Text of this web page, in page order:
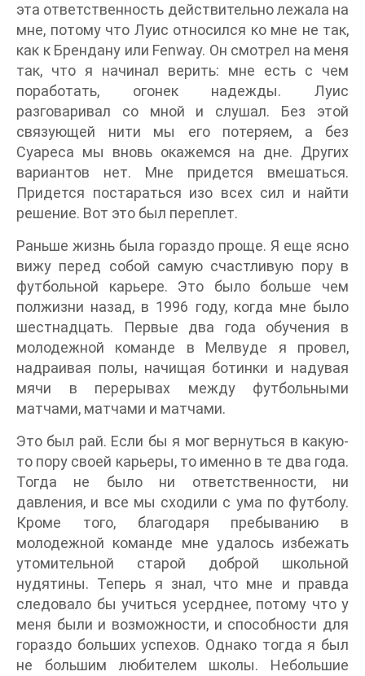
эта ответственность действительно лежала на
мне, потому что Луис относился ко мне не так,
как к Брендану или Fenway. Он смотрел на меня
так, что я начинал верить: мне есть с чем
поработать, огонек надежды. Луис
разговаривал со мной и слушал. Без этой
связующей нити мы его потеряем, а без
Суареса мы вновь окажемся на дне. Других
вариантов нет. Мне придется вмешаться.
Придется постараться изо всех сил и найти
решение. Вот это был переплет.
Раньше жизнь была гораздо проще. Я еще ясно
вижу перед собой самую счастливую пору в
футбольной карьере. Это было больше чем
полжизни назад, в 1996 году, когда мне было
шестнадцать. Первые два года обучения в
молодежной команде в Мелвуде я провел,
надраивая полы, начищая ботинки и надувая
мячи в перерывах между футбольными
матчами, матчами и матчами.
Это был рай. Если бы я мог вернуться в какую-
то пору своей карьеры, то именно в те два года.
Тогда не было ни ответственности, ни
давления, и все мы сходили с ума по футболу.
Кроме того, благодаря пребыванию в
молодежной команде мне удалось избежать
утомительной старой доброй школьной
нудятины. Теперь я знал, что мне и правда
следовало бы учиться усерднее, потому что у
меня были и возможности, и способности для
гораздо больших успехов. Однако тогда я был
не большим любителем школы. Небольшие